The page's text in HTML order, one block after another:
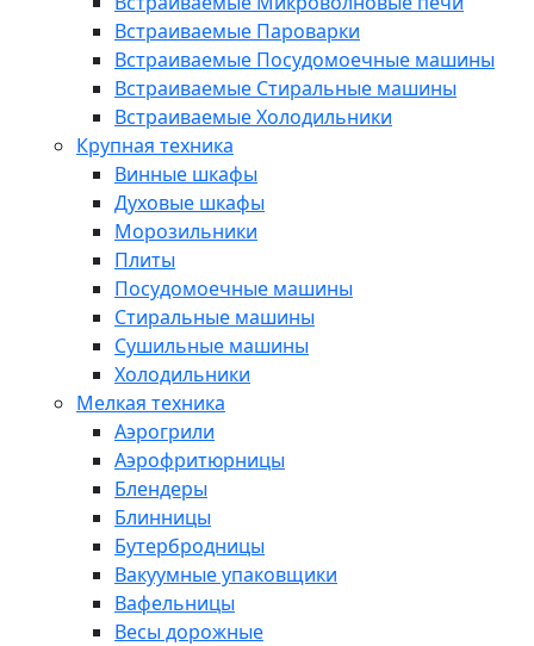
Встраиваемые Пароварки
Встраиваемые Посудомоечные машины
Встраиваемые Стиральные машины
Встраиваемые Холодильники
Крупная техника
Винные шкафы
Духовые шкафы
Морозильники
Плиты
Посудомоечные машины
Стиральные машины
Сушильные машины
Холодильники
Мелкая техника
Аэрогрили
Аэрофритюрницы
Блендеры
Блинницы
Бутербродницы
Вакуумные упаковщики
Вафельницы
Весы дорожные